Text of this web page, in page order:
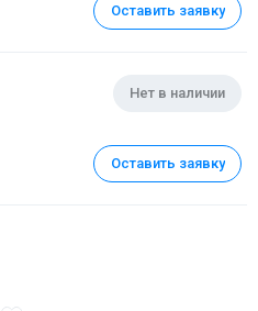
Оставить заявку
Нет в наличии
Оставить заявку